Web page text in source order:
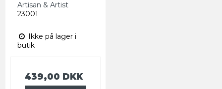
Artisan & Artist
23001
Ikke på lager i
butik
439,00 DKK